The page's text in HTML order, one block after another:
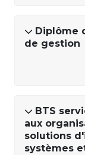
Diplôme
de gestion
BTS
aux
solutions
systèmes